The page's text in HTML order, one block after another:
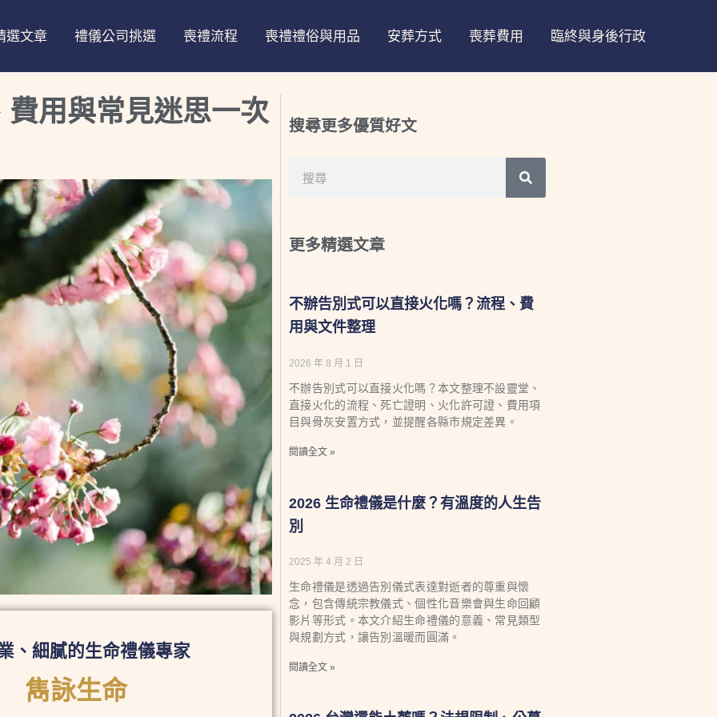
選文章 禮儀公司挑選 喪禮流程 喪禮禮俗與用品 安葬方式 喪葬費用 臨終與身後行政
用與常見迷思一次
、細膩的生命禮儀專家
雋詠生命
搜尋更多優質好文
更多精選文章
不辦告別式可以直接火化嗎？流程、費
用與文件整理
2026 年 8 月 1 日
不辦告別式可以直接火化嗎？本文整理不設靈堂、
直接火化的流程、死亡證明、火化許可證、費用項
目與骨灰安置方式，並提醒各縣市規定差異。
閱讀全文 »
2026 生命禮儀是什麼？有溫度的人生告
別
2025 年 4 月 2 日
生命禮儀是透過告別儀式表達對逝者的尊重與懷
念，包含傳統宗教儀式、個性化音樂會與生命回顧
影片等形式。本文介紹生命禮儀的意義、常見類型
與規劃方式，讓告別溫暖而圓滿。
閱讀全文 »